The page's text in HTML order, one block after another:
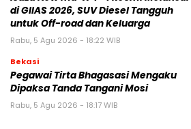
di GIIAS 2026, SUV Diesel Tangguh
untuk Off-road dan Keluarga
Rabu, 5 Agu 2026 - 18:22 WIB
Bekasi
Pegawai Tirta Bhagasasi Mengaku
Dipaksa Tanda Tangani Mosi
Rabu, 5 Agu 2026 - 18:17 WIB